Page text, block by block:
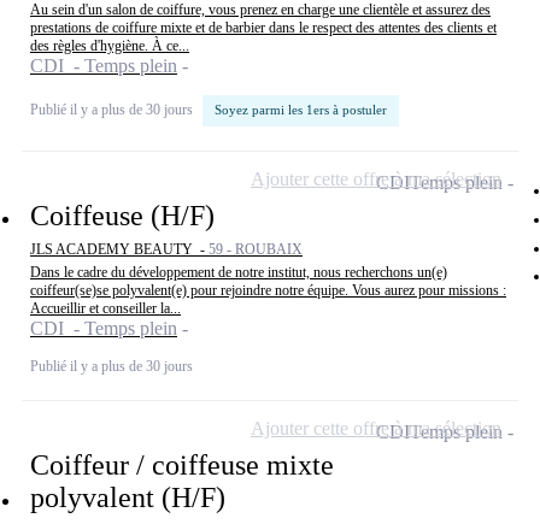
Au sein d'un salon de coiffure, vous prenez en charge une clientèle et assurez des
prestations de coiffure mixte et de barbier dans le respect des attentes des clients et
des règles d'hygiène. À ce...
CDI - Temps plein
Publié il y a plus de 30 jours Soyez parmi les 1ers à postuler
Coiffeuse (H/F)
JLS ACADEMY BEAUTY - 59 - ROUBAIX
Dans le cadre du développement de notre institut, nous recherchons un(e)
coiffeur(se)se polyvalent(e) pour rejoindre notre équipe. Vous aurez pour missions :
Accueillir et conseiller la...
CDI - Temps plein
Publié il y a plus de 30 jours
CDITemps plein
Ajouter cette offre à ma sélection
Coiffeur / coiffeuse mixte
polyvalent (H/F)
CDITemps plein
Ajouter cette offre à ma sélection